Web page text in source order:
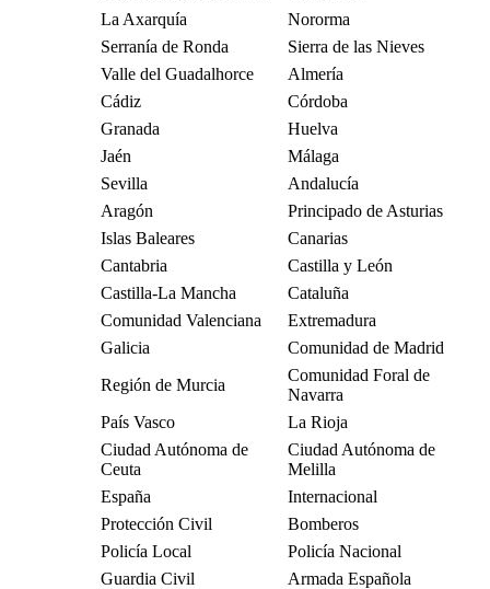
La Axarquía
Nororma
Serranía de Ronda
Sierra de las Nieves
Valle del Guadalhorce
Almería
Cádiz
Córdoba
Granada
Huelva
Jaén
Málaga
Sevilla
Andalucía
Aragón
Principado de Asturias
Islas Baleares
Canarias
Cantabria
Castilla y León
Castilla-La Mancha
Cataluña
Comunidad Valenciana
Extremadura
Galicia
Comunidad de Madrid
Región de Murcia
Comunidad Foral de
Navarra
País Vasco
La Rioja
Ciudad Autónoma de
Ceuta
Ciudad Autónoma de
Melilla
España
Internacional
Protección Civil
Bomberos
Policía Local
Policía Nacional
Guardia Civil
Armada Española